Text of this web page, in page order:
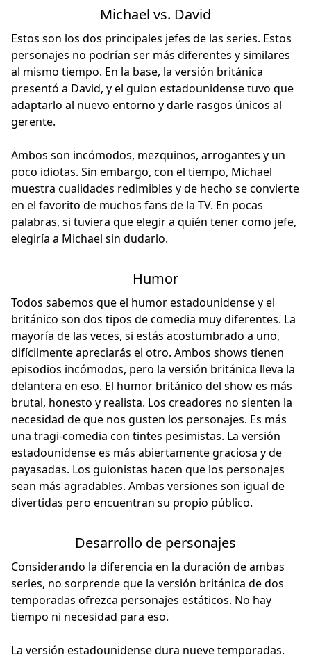
Michael vs. David
Estos son los dos principales jefes de las series. Estos
personajes no podrían ser más diferentes y similares
al mismo tiempo. En la base, la versión británica
presentó a David, y el guion estadounidense tuvo que
adaptarlo al nuevo entorno y darle rasgos únicos al
gerente.
Ambos son incómodos, mezquinos, arrogantes y un
poco idiotas. Sin embargo, con el tiempo, Michael
muestra cualidades redimibles y de hecho se convierte
en el favorito de muchos fans de la TV. En pocas
palabras, si tuviera que elegir a quién tener como jefe,
elegiría a Michael sin dudarlo.
Humor
Todos sabemos que el humor estadounidense y el
británico son dos tipos de comedia muy diferentes. La
mayoría de las veces, si estás acostumbrado a uno,
difícilmente apreciarás el otro. Ambos shows tienen
episodios incómodos, pero la versión británica lleva la
delantera en eso. El humor británico del show es más
brutal, honesto y realista. Los creadores no sienten la
necesidad de que nos gusten los personajes. Es más
una tragi-comedia con tintes pesimistas. La versión
estadounidense es más abiertamente graciosa y de
payasadas. Los guionistas hacen que los personajes
sean más agradables. Ambas versiones son igual de
divertidas pero encuentran su propio público.
Desarrollo de personajes
Considerando la diferencia en la duración de ambas
series, no sorprende que la versión británica de dos
temporadas ofrezca personajes estáticos. No hay
tiempo ni necesidad para eso.
La versión estadounidense dura nueve temporadas.